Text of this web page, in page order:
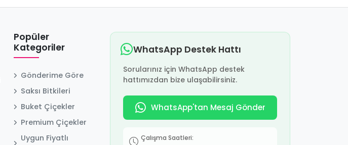
Popüler
Kategoriler
Gönderime Göre
Saksı Bitkileri
Buket Çiçekler
Premium Çiçekler
Uygun Fiyatlı
WhatsApp Destek Hattı
Sorularınız için WhatsApp destek
hattımızdan bize ulaşabilirsiniz.
WhatsApp'tan Mesaj Gönder
Çalışma Saatleri: